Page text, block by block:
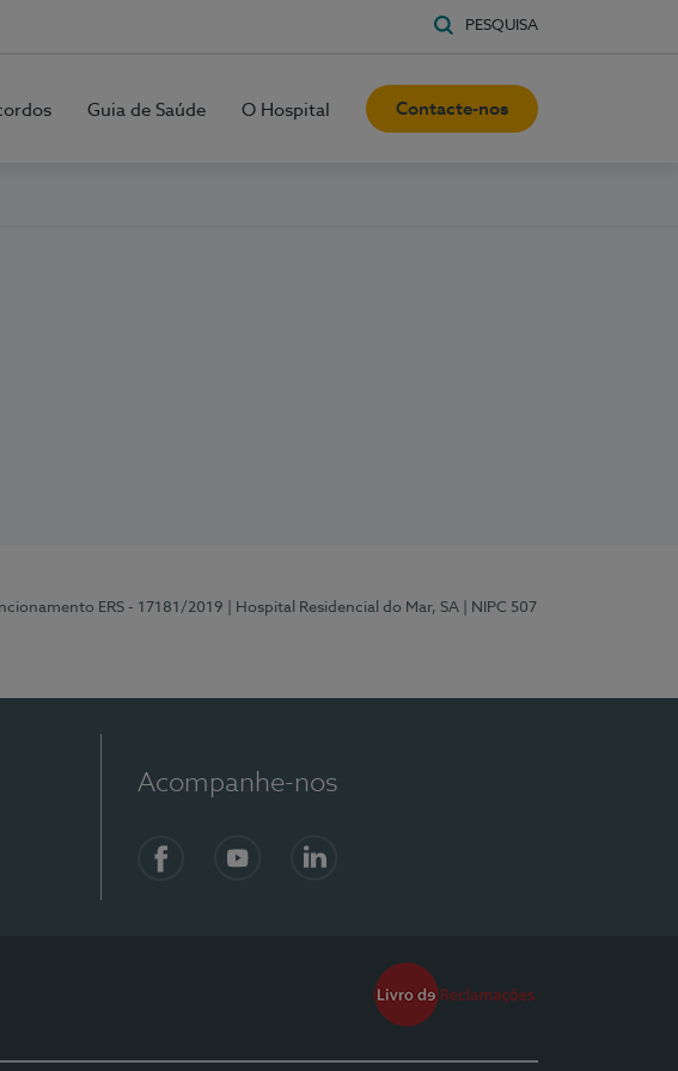
PESQUISA
Guia de Saúde O Hospital Contacte-nos
ERS - 17181/2019 | Hospital Residencial do Mar, SA
| NIPC 507
Acompanhe-nos